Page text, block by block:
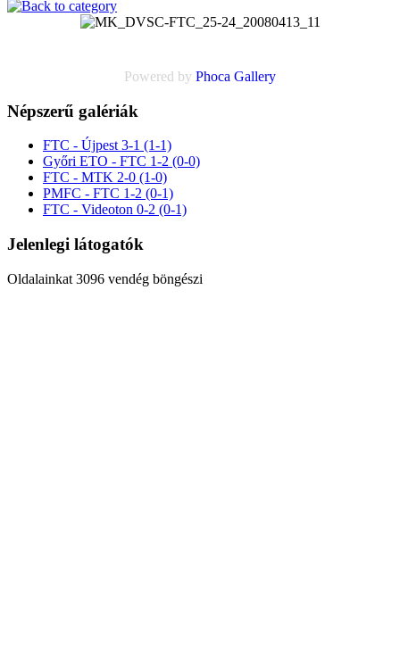
Powered by Phoca Gallery
Népszerű galériák
FTC - Újpest 3-1 (1-1)
Győri ETO - FTC 1-2 (0-0)
FTC - MTK 2-0 (1-0)
PMFC - FTC 1-2 (0-1)
FTC - Videoton 0-2 (0-1)
Jelenlegi látogatók
Oldalainkat 3096 vendég böngészi